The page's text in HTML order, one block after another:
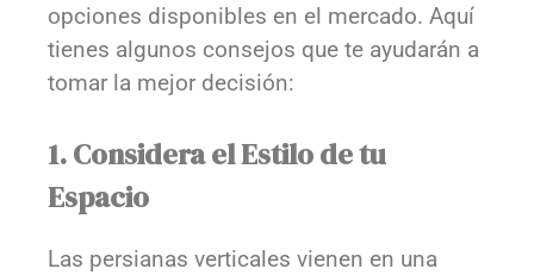
opciones disponibles en el mercado. Aquí
tienes algunos consejos que te ayudarán a
tomar la mejor decisión:
1. Considera el Estilo de tu
Espacio
Las persianas verticales vienen en una